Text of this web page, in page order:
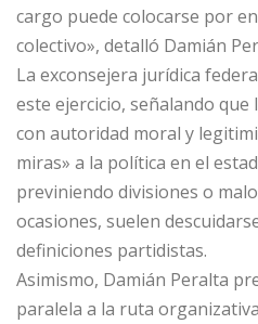
cargo puede colocarse por
colectivo», detalló Damián
La exconsejera jurídica
este ejercicio, señalando
con autoridad moral y
miras» a la política en el
previniendo divisiones o
ocasiones, suelen
definiciones partidistas.
Asimismo, Damián Peralta
paralela a la ruta